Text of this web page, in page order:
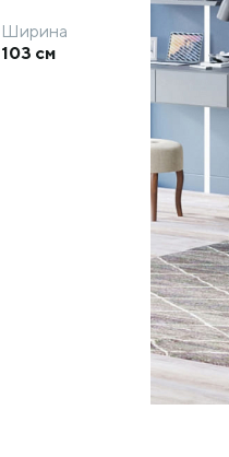
Ширина
103 см